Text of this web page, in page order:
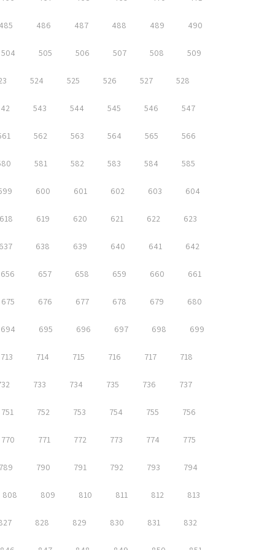
486 487 488 489 490
504 505 506 507 508 509
524 525 526 527 528
543 544 545 546 547
562 563 564 565 566
581 582 583 584 585
600 601 602 603 604
619 620 621 622 623
638 639 640 641 642
656 657 658 659 660 661
675 676 677 678 679 680
694 695 696 697 698 699
713 714 715 716 717 718
733 734 735 736 737
751 752 753 754 755 756
770 771 772 773 774 775
790 791 792 793 794
808 809 810 811 812 813
828 829 830 831 832